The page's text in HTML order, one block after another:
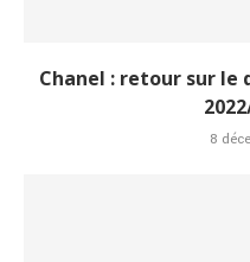
Chanel : retour sur le
8